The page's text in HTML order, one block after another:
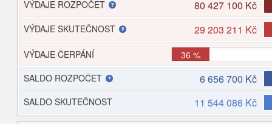
VÝDAJE ROZPOČET
80 427 100 Kč
VÝDAJE SKUTEČNOST 29 203 211 Kč
VÝDAJE ČERPÁNÍ
36 %
SALDO ROZPOČET
6 656 700 Kč
SALDO SKUTEČNOST 11 544 086 Kč